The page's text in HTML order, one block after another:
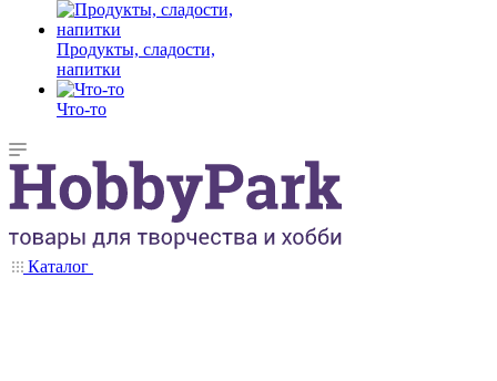
Продукты, сладости,
напитки
Что-то
Каталог